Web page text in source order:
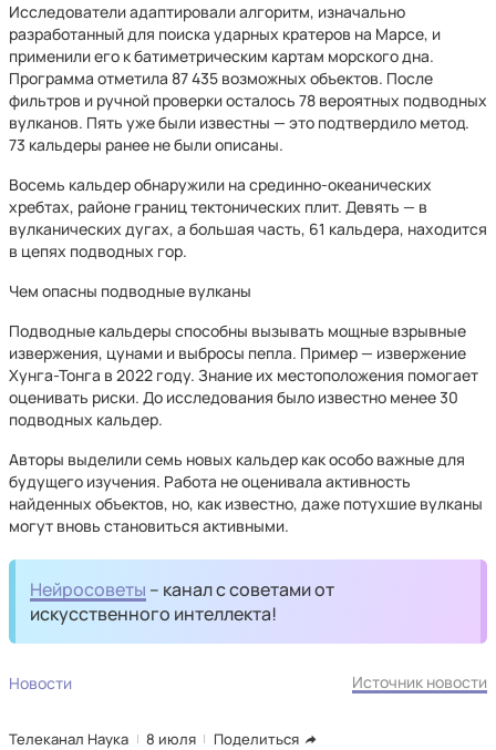
Исследователи адаптировали алгоритм, изначально
разработанный для поиска ударных кратеров на Марсе, и
применили его к батиметрическим картам морского дна.
Программа отметила 87 435 возможных объектов. После
фильтров и ручной проверки осталось 78 вероятных подводных
вулканов. Пять уже были известны — это подтвердило метод.
73 кальдеры ранее не были описаны.
Восемь кальдер обнаружили на срединно-океанических
хребтах, районе границ тектонических плит. Девять — в
вулканических дугах, а большая часть, 61 кальдера, находится
в цепях подводных гор.
Чем опасны подводные вулканы
Подводные кальдеры способны вызывать мощные взрывные
извержения, цунами и выбросы пепла. Пример — извержение
Хунга-Тонга в 2022 году. Знание их местоположения помогает
оценивать риски. До исследования было известно менее 30
подводных кальдер.
Авторы выделили семь новых кальдер как особо важные для
будущего изучения. Работа не оценивала активность
найденных объектов, но, как известно, даже потухшие вулканы
могут вновь становиться активными.
Нейросоветы – канал с советами от
искусственного интеллекта!
Новости Источник новости
Телеканал Наука 8 июля Поделиться